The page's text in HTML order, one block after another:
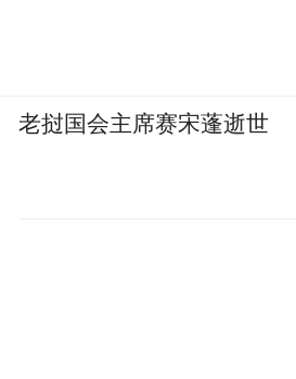
老挝国会主席赛宋蓬逝世